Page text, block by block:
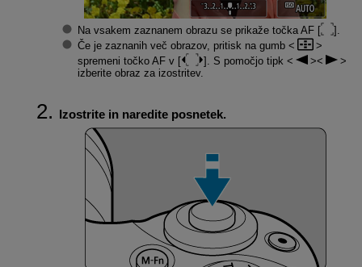
Na vsakem zaznanem obrazu se prikaže točka AF [
].
Če je zaznanih več obrazov, pritisk na gumb
spremeni točko AF v [
]. S pomočjo tipk
izberite obraz za izostritev.
Izostrite in naredite posnetek.